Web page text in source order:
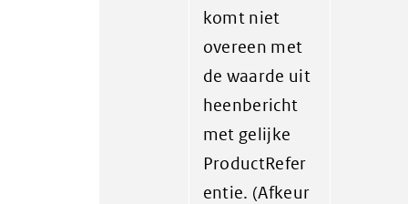
komt niet
overeen met
de waarde uit
heenbericht
met gelijke
ProductRefer
entie. (Afkeur